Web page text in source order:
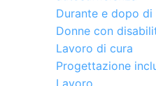
Durante e dopo di
Donne con
Lavoro di cura
Progettazione